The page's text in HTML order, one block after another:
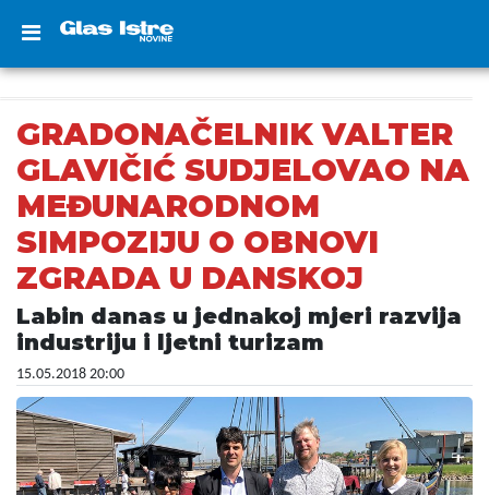
GRADONAČELNIK VALTER
GLAVIČIĆ SUDJELOVAO NA
MEĐUNARODNOM
SIMPOZIJU O OBNOVI
ZGRADA U DANSKOJ
Labin danas u jednakoj mjeri razvija
industriju i ljetni turizam
15.05.2018 20:00